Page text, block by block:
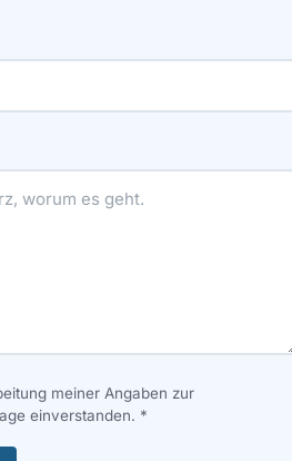
meiner Angaben zur
einverstanden. *